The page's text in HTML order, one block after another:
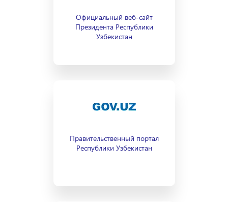
Официальный веб-сайт
Президента Республики
Узбекистан
Правительственный портал
Республики Узбекистан